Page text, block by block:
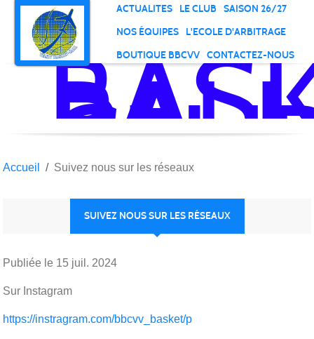
ACTUALITES LE CLUB
SAISON 26/27
NOS ÉQUIPES
L'ECOLE D'ARBITRAGE
BOUTIQUE BBCVV
CONTACTEZ-NOUS
BALL
DE
Accueil Suivez nous sur les réseaux
SUIVEZ NOUS SUR LES RÉSEAUX
Publiée le 15 juil. 2024
Sur Instagram
https://instragram.com/bbcvv_basket/p
Panneau de gestion des cookies